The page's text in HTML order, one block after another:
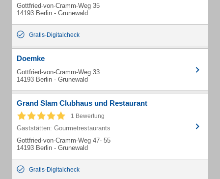
Gottfried-von-Cramm-Weg 35
14193 Berlin - Grunewald
Gratis-Digitalcheck
Doemke
Gottfried-von-Cramm-Weg 33
14193 Berlin - Grunewald
Grand Slam Clubhaus und Restaurant
1 Bewertung
Gaststätten: Gourmetrestaurants
Gottfried-von-Cramm-Weg 47- 55
14193 Berlin - Grunewald
Gratis-Digitalcheck